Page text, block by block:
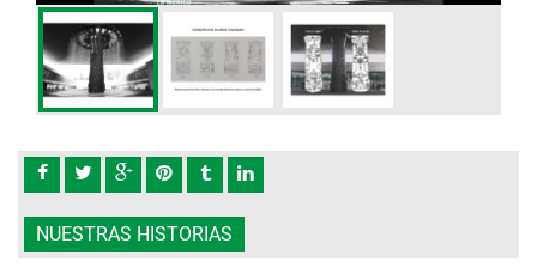
NUESTRAS HISTORIAS